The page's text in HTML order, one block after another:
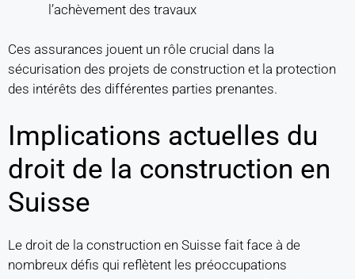
l’achèvement des travaux
Ces assurances jouent un rôle crucial dans la
sécurisation des projets de construction et la protection
des intérêts des différentes parties prenantes.
Implications actuelles du
droit de la construction en
Suisse
Le droit de la construction en Suisse fait face à de
nombreux défis qui reflètent les préoccupations